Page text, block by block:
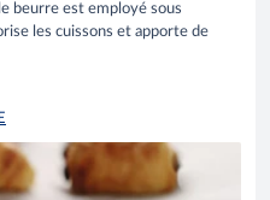
beurre est employé sous
les cuissons et apporte de